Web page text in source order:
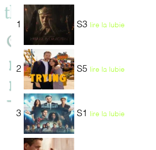
1 S3 lire la lubie
2 S5 lire la lubie
3 S1 lire la lubie